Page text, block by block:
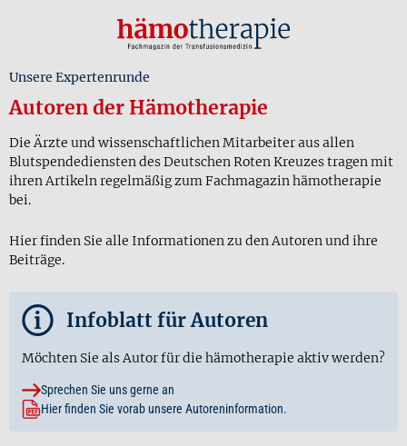
Unsere Expertenrunde
Autoren der Hämotherapie
Die Ärzte und wissenschaftlichen Mitarbeiter aus allen
Blutspendediensten des Deutschen Roten Kreuzes tragen mit
ihren Artikeln regelmäßig zum Fachmagazin hämotherapie
bei.
Hier finden Sie alle Informationen zu den Autoren und ihre
Beiträge.
i Infoblatt für Autoren
Möchten Sie als Autor für die hämotherapie aktiv werden?
Sprechen Sie uns gerne an
Hier finden Sie vorab unsere Autoreninformation.